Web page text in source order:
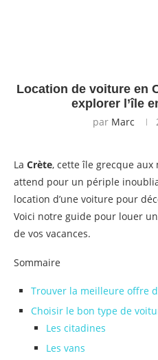
Location de voiture en
explorer l’île
par Marc
La Crète, cette île grecque
attend pour un périple
location d’une voiture pour
Voici notre guide pour louer
de vos vacances.
Sommaire
Trouver la meilleure offre
Choisir le bon type de
Les citadines
Les vans